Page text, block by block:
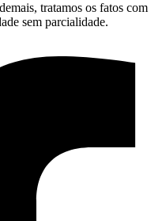
tratamos os fatos com
sem parcialidade.